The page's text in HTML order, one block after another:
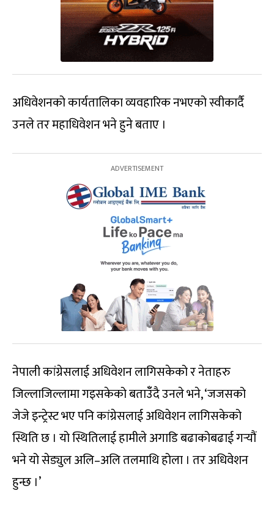
अधिवेशनको कार्यतालिका व्यवहारिक नभएको स्वीकार्दै
उनले तर महाधिवेशन भने हुने बताए ।
नेपाली कांग्रेसलाई अधिवेशन लागिसकेको र नेताहरु
जिल्लाजिल्लामा गइसकेको बताउँँदै उनले भने, ‘जजसको
जेजे इन्ट्रेस्ट भए पनि कांग्रेसलाई अधिवेशन लागिसकेको
स्थिति छ । यो स्थितिलाई हामीले अगाडि बढाकोबढाई गर्‍यौं
भने यो सेड्युल अलि–अलि तलमाथि होला । तर अधिवेशन
हुन्छ ।’